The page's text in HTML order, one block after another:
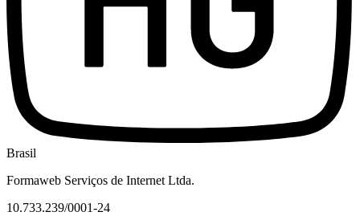
Brasil
Formaweb Serviços de Internet Ltda.
10.733.239/0001-24